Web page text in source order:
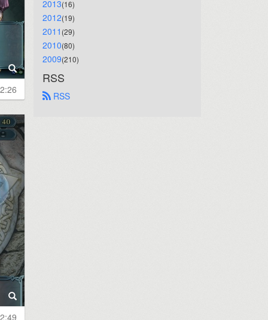
2013(16)
2012(19)
2011 (29)
2010(80)
2009(210)
RSS
RSS